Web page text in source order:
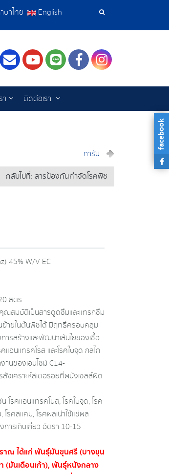
เครื่อง
ค้นหา
ษาไทย English
ContactYoutube
LINEFacebookInstagram
า ติดต่อเรา
การัน
กลับไปที่: สารป้องกันกำจัดโรคพืช
45% W/V EC
ลิตร
ณสมบัติเป็นสารดูดซึมและแทรกซึม
ย้ายในต้นพืชได้ มีฤทธิ์ครอบคลุม
ารสร้างและพัฒนาเส้นใยของเชื้อ
แอนแทรคโรส และโรคใบจุด กลไก
นของเอนไซม์ C14-
งเคราะห์สเตอรอยที่ผนังเซลล์ผิด
โรคแอนแทรคโนส, โรคใบจุด, โรค
โรคสแคป, โรคผลเน่าใช้แช่ผล
ารเก็บเกี่ยว อัตรา 10-15
าณ ได้แก่ พันธุ์มันขุนศรี (บางขุน
(มันเดือนเก้า), พันธุ์หนังกลาง
facebook